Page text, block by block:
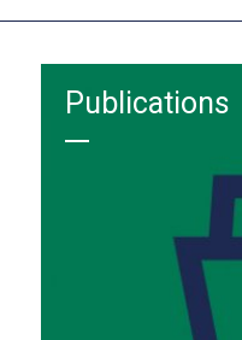
Publications